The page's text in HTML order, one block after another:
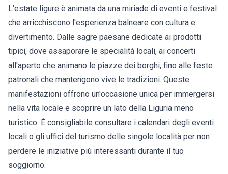
L'estate ligure è animata da una miriade di eventi e festival
che arricchiscono l'esperienza balneare con cultura e
divertimento. Dalle sagre paesane dedicate ai prodotti
tipici, dove assaporare le specialità locali, ai concerti
all'aperto che animano le piazze dei borghi, fino alle feste
patronali che mantengono vive le tradizioni. Queste
manifestazioni offrono un'occasione unica per immergersi
nella vita locale e scoprire un lato della Liguria meno
turistico. È consigliabile consultare i calendari degli eventi
locali o gli uffici del turismo delle singole località per non
perdere le iniziative più interessanti durante il tuo
soggiorno.